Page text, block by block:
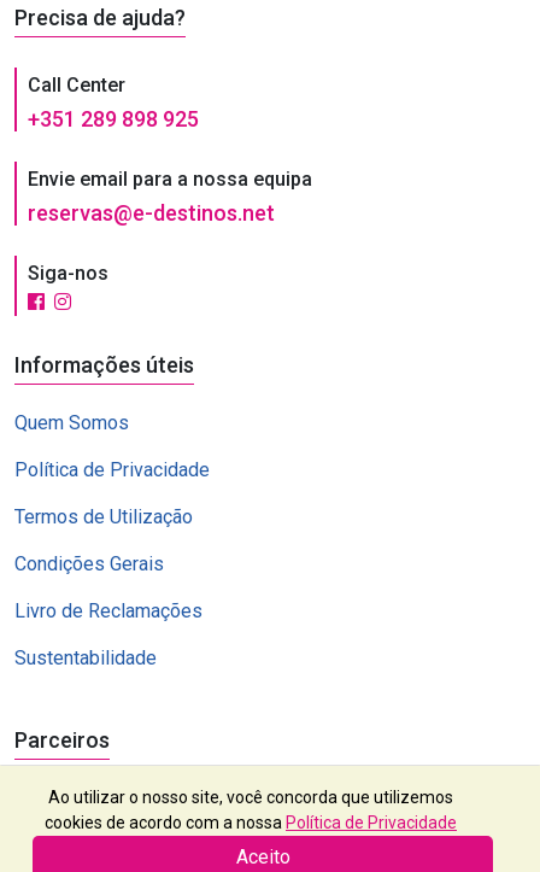
Precisa de ajuda?
Call Center
+351 289 898 925
Envie email para a nossa equipa
reservas@e-destinos.net
Siga-nos
Informações úteis
Quem Somos
Política de Privacidade
Termos de Utilização
Condições Gerais
Livro de Reclamações
Sustentabilidade
Parceiros
Ao utilizar o nosso site, você concorda que utilizemos
cookies de acordo com a nossa Política de Privacidade
Aceito